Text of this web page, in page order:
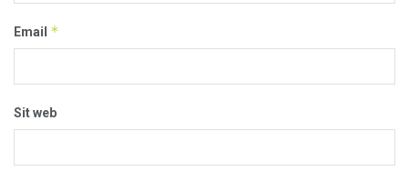
Email *
Sit web